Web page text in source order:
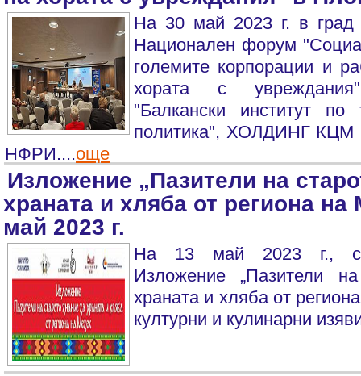
На 30 май 2023 г. в
Национален форум
големите корпорации и
хората с
"Балкански институт
политика", ХОЛДИНГ КЦМ
НФРИ....още
Изложение „Пазители на
храната и хляба от региона на
май 2023 г.
На 13 май 2023 г.,
Изложение „Пазители
храната и хляба от
културни и кулинарни